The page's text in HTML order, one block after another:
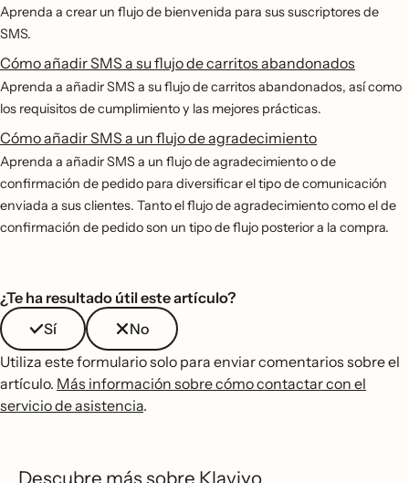
Aprenda a crear un flujo de bienvenida para sus suscriptores de
SMS.
Cómo añadir SMS a su flujo de carritos abandonados
Aprenda a añadir SMS a su flujo de carritos abandonados, así como
los requisitos de cumplimiento y las mejores prácticas.
Cómo añadir SMS a un flujo de agradecimiento
Aprenda a añadir SMS a un flujo de agradecimiento o de
confirmación de pedido para diversificar el tipo de comunicación
enviada a sus clientes. Tanto el flujo de agradecimiento como el de
confirmación de pedido son un tipo de flujo posterior a la compra.
¿Te ha resultado útil este artículo?
Sí
No
Utiliza este formulario solo para enviar comentarios sobre el
artículo. Más información sobre cómo contactar con el
servicio de asistencia.
Descubre más sobre Klaviyo